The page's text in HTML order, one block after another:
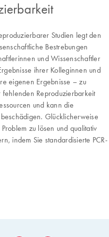
Studien legt den
Bestrebungen
und Wissenschaftler
ihrer Kolleginnen und
eigenen Ergebnisse – zu
Reproduzierbarkeit
und kann die
Glücklicherweise
zu lösen und qualitativ
indem Sie standardisierte PCR-